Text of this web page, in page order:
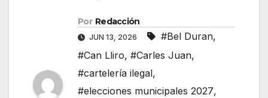
Por Redacción
JUN 13, 2026 #Bel Duran,
#Can Lliro, #Carles Juan,
#cartelería ilegal,
#elecciones municipales 2027,